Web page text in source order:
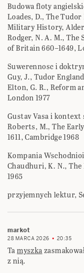
Budowa floty
Loades, D., The
Military History,
Rodger, N. A. M., The
of Britain 660–1649,
Suwerennosc i
Guy, J., Tudor
Elton, G. R., Reform
London 1977
Gustav Vasa i kontext
Roberts, M., The
1611, Cambridge 1968
Kompania
Chaudhuri, K. N.,
1965
przyjemnych lektur,
markot
28 MARCA 2026 20:35
Tamyszka
z nią.